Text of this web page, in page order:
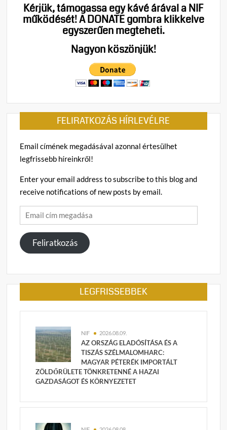
Kérjük, támogassa egy kávé árával a NIF
működését!A DONATE gombra klikkelve
egyszerűen megteheti.
Nagyon köszönjük!
FELIRATKOZÁS HÍRLEVÉLRE
Email címének megadásával azonnal értesülhet
legfrissebb híreinkről!
Enter your email address to subscribe to this blog and
receive notifications of new posts by email.
Email
cím
megadása
Feliratkozás
LEGFRISSEBBEK
NIF 2026.08.09.
AZ ORSZÁG ELADÓSÍTÁSA ÉS A
TISZÁS SZÉLMALOMHARC:
MAGYAR PÉTERÉK IMPORTÁLT
ZÖLDŐRÜLETE TÖNKRETENNÉ A HAZAI
GAZDASÁGOT ÉS KÖRNYEZETET